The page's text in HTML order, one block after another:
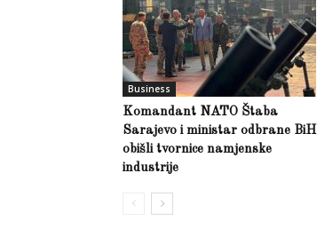
Business
Komandant NATO Štaba
Sarajevo i ministar odbrane BiH
obišli tvornice namjenske
industrije